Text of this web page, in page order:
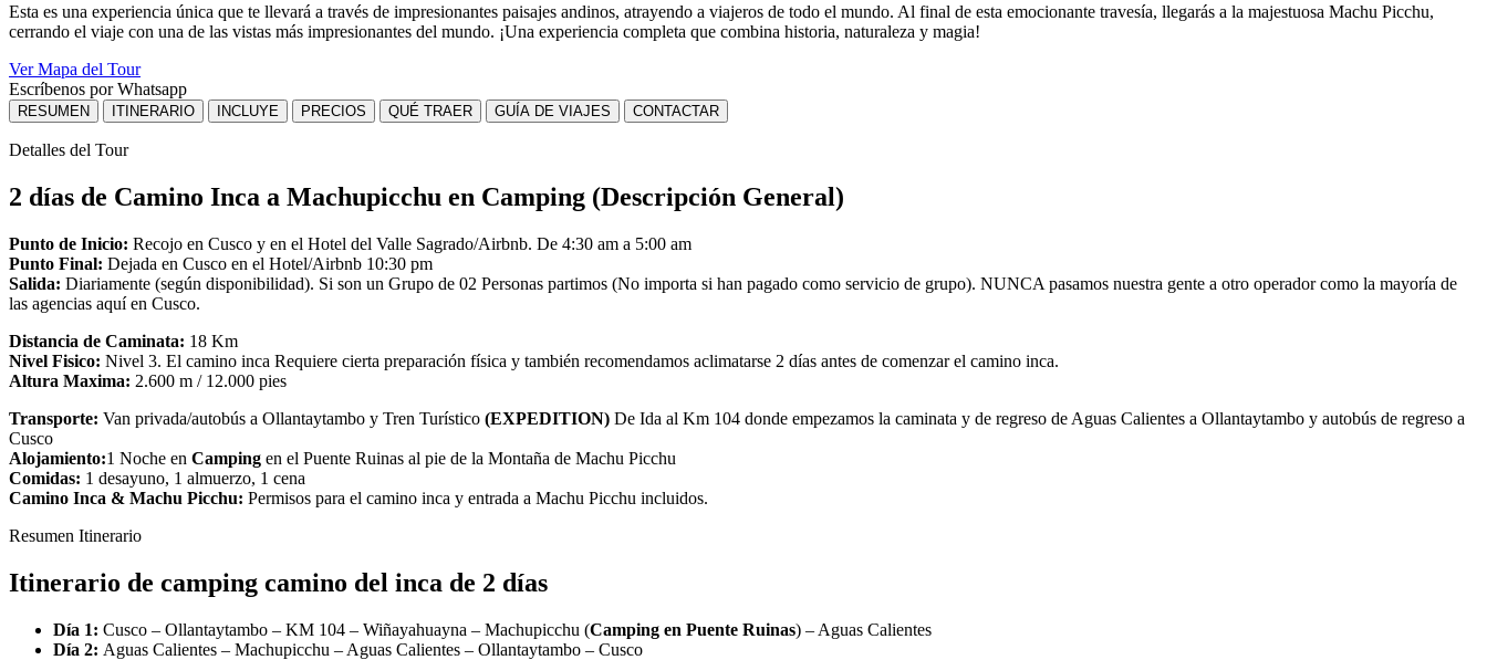
Esta es una experiencia única que te llevará a través de impresionantes paisajes andinos, atrayendo a viajeros de todo el mundo. Al final de esta emocionante travesía, llegarás a la majestuosa Machu Picchu,
cerrando el viaje con una de las vistas más impresionantes del mundo. ¡Una experiencia completa que combina historia, naturaleza y magia!
Ver Mapa del Tour
Escríbenos por Whatsapp
RESUMEN ITINERARIO INCLUYE PRECIOS QUÉ TRAER GUÍA DE VIAJES CONTACTAR
Detalles del Tour
2 días de Camino Inca a Machupicchu en Camping (Descripción General)
Punto de Inicio: Recojo en Cusco y en el Hotel del Valle Sagrado/Airbnb. De 4:30 am a 5:00 am
Punto Final: Dejada en Cusco en el Hotel/Airbnb 10:30 pm
Salida: Diariamente (según disponibilidad). Si son un Grupo de 02 Personas partimos (No importa si han pagado como servicio de grupo). NUNCA pasamos nuestra gente a otro operador como la mayoría de
las agencias aquí en Cusco.
Distancia de Caminata: 18 Km
Nivel Fisico: Nivel 3. El camino inca Requiere cierta preparación física y también recomendamos aclimatarse 2 días antes de comenzar el camino inca.
Altura Maxima: 2.600 m / 12.000 pies
Transporte: Van privada/autobús a Ollantaytambo y Tren Turístico (EXPEDITION) De Ida al Km 104 donde empezamos la caminata y de regreso de Aguas Calientes a Ollantaytambo y autobús de regreso a
Cusco
Alojamiento:1 Noche en Camping en el Puente Ruinas al pie de la Montaña de Machu Picchu
Comidas: 1 desayuno, 1 almuerzo, 1 cena
Camino Inca & Machu Picchu: Permisos para el camino inca y entrada a Machu Picchu incluidos.
Resumen Itinerario
Itinerario de camping camino del inca de 2 días
Día 1: Cusco – Ollantaytambo – KM 104 – Wiñayahuayna – Machupicchu (Camping en Puente Ruinas) – Aguas Calientes
Día 2: Aguas Calientes – Machupicchu – Aguas Calientes – Ollantaytambo – Cusco